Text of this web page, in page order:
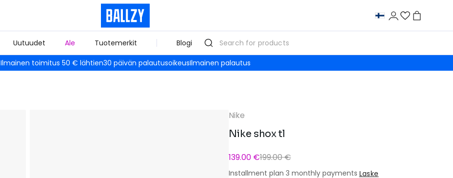
Uutuudet Ale Tuotemerkit Blogi
Ilmainen toimitus 50 € lähtien30 päivän palautusoikeusIlmainen palautus
Nike
Nike shox tl
139.00 €199.00 €
Installment plan 3 monthly payments Laske